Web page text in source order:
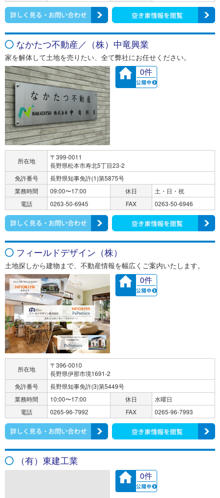
なかたつ不動産／（株）中竜興業
家を解体して土地を売りたい、全て弊社にお任せください。
0件
所在地
〒399-0011
長野県松本市寿北5丁目23-2
免許番号
長野県知事免許(1)第5875号
業務時間
09:00〜17:00 休日
土・日・祝
電話
0263-50-6945 FAX 0263-50-6946
フィールドデザイン（株）
土地探しから建物まで、不動産情報を幅広くご案内いたします。
0件
所在地
〒396-0010
長野県伊那市境1691-2
免許番号
長野県知事免許(3)第5449号
業務時間
10:00〜17:00 休日
水曜日
電話
0265-96-7992 FAX 0265-96-7993
（有）東建工業
0件